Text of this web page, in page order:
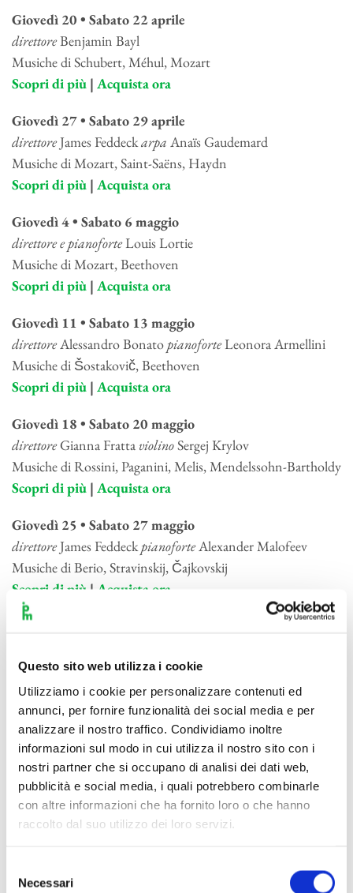
Questo sito web utilizza i cookie
Utilizziamo i cookie per personalizzare contenuti ed
annunci, per fornire funzionalità dei social media e per
analizzare il nostro traffico. Condividiamo inoltre
informazioni sul modo in cui utilizza il nostro sito con i
nostri partner che si occupano di analisi dei dati web,
pubblicità e social media, i quali potrebbero combinarle
con altre informazioni che ha fornito loro o che hanno
raccolto dal suo utilizzo dei loro servizi.
delNecessari
Giovedì 20 • Sabato 22 aprile
direttoreBenjamin Bayl
Musiche di Schubert, Méhul, Mozart
Scopri di più | Acquista ora
Giovedì 27 • Sabato 29 aprile
direttoreJames Feddeckarpa Anaïs Gaudemard
Musiche di Mozart, Saint-Saëns, Haydn
Scopri di più | Acquista ora
Giovedì 4 • Sabato 6 maggio
direttore e pianoforteLouis Lortie
Musiche di Mozart, Beethoven
Scopri di più | Acquista ora
Giovedì 11 • Sabato 13 maggio
direttoreAlessandro BonatopianoforteLeonora Armellini
Musiche di Šostakovič, Beethoven
Scopri di più | Acquista ora
Giovedì 18 • Sabato 20 maggio
direttoreGianna Fratta violinoSergej Krylov
Musiche di Rossini, Paganini, Melis, Mendelssohn-Bartholdy
Scopri di più | Acquista ora
Giovedì 25 • Sabato 27 maggio
direttoreJames FeddeckpianoforteAlexander Malofeev
Musiche di Berio, Stravinskij, Čajkovskij
Scopri di più | Acquista ora
CONCERTI PASSATI
Giovedì 13 • Sabato 15 ottobre
direttoreJames FeddeckpianoforteJulian Trevelyan
Musiche di Lutosławski, Ravel, Musorgskij
Scopri di più
Giovedì 20 • Sabato 22 ottobre
direttoreJames Feddeck violoncello Andrea Favalessa
Scopri di più